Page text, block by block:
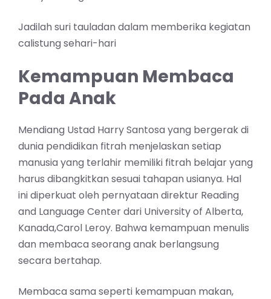
Jadilah suri tauladan dalam memberika kegiatan
calistung sehari-hari
Kemampuan Membaca
Pada Anak
Mendiang Ustad Harry Santosa yang bergerak di
dunia pendidikan fitrah menjelaskan setiap
manusia yang terlahir memiliki fitrah belajar yang
harus dibangkitkan sesuai tahapan usianya. Hal
ini diperkuat oleh pernyataan direktur Reading
and Language Center dari University of Alberta,
Kanada,Carol Leroy. Bahwa kemampuan menulis
dan membaca seorang anak berlangsung
secara bertahap.
Membaca sama seperti kemampuan makan,